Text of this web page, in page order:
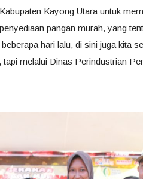
Kayong Utara untuk
pangan murah, yang
hari lalu, di sini juga kita
melalui Dinas Perindustrian